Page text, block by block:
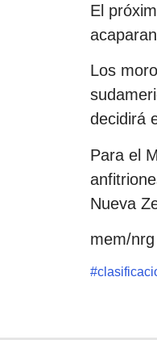
El
Los
decidirá
Para el
Nueva
mem/nrg
#